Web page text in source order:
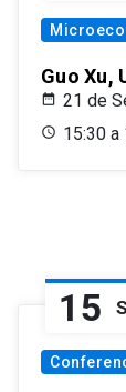
Guo Xu,
21 de
15:30 a
15